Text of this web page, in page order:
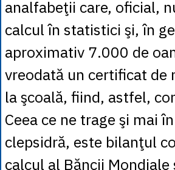
analfabeţii care, oficial,
calcul în statistici şi, în
aproximativ 7.000 de
vreodată un certificat de
la şcoală, fiind, astfel,
Ceea ce ne trage şi mai
clepsidră, este bilanţul
calcul al Băncii